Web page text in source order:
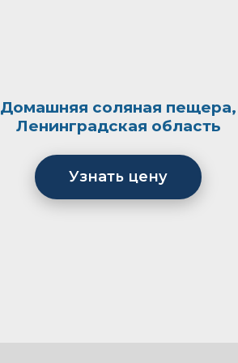
Домашняя соляная пещера,
Ленинградская область
Узнать цену